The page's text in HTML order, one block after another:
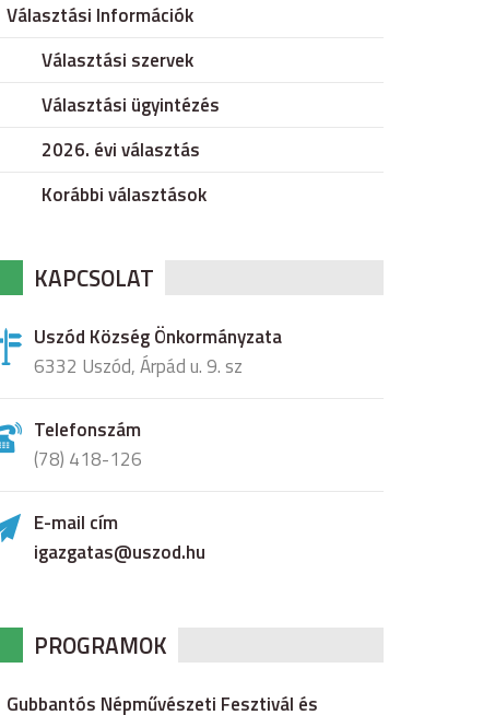
Választási Információk
Választási szervek
Választási ügyintézés
2026. évi választás
Korábbi választások
KAPCSOLAT
Uszód Község Önkormányzata
6332 Uszód, Árpád u. 9. sz
Telefonszám
(78) 418-126
E-mail cím
igazgatas@uszod.hu
PROGRAMOK
Gubbantós Népművészeti Fesztivál és